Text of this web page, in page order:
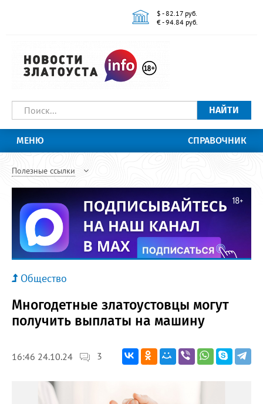
$ - 82.17 руб.
€ - 94.84 руб.
НАЙТИ
МЕНЮ СПРАВОЧНИК
Полезные ссылки
Общество
Многодетные златоустовцы могут
получить выплаты на машину
16:46 24.10.24 3